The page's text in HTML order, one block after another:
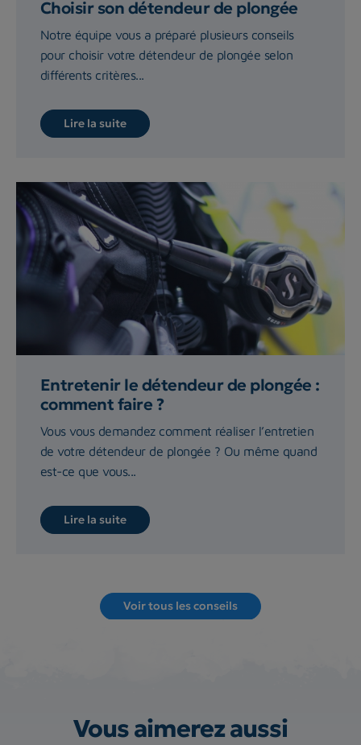
Choisir son détendeur de plongée
Notre équipe vous a préparé plusieurs conseils
pour choisir votre détendeur de plongée selon
différents critères...
Lire la suite
Entretenir le détendeur de plongée :
comment faire ?
Vous vous demandez comment réaliser l’entretien
de votre détendeur de plongée ? Ou même quand
est-ce que vous...
Lire la suite
Voir tous les conseils
Vous aimerez aussi